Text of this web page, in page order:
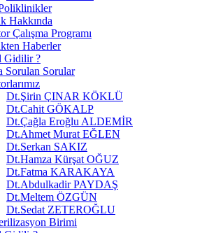
Hakkında
Çalışma Programı
Haberler
Gidilir ?
Sorulan Sorular
Dt.Şirin ÇINAR KÖKLÜ
Dt.Cahit GÖKALP
Dt.Çağla Eroğlu ALDEMİR
Dt.Ahmet Murat EĞLEN
Dt.Serkan SAKIZ
Dt.Hamza Kürşat OĞUZ
Dt.Fatma KARAKAYA
Dt.Abdulkadir PAYDAŞ
Dt.Meltem ÖZGÜN
Dt.Sedat ZETEROĞLU
Birimi